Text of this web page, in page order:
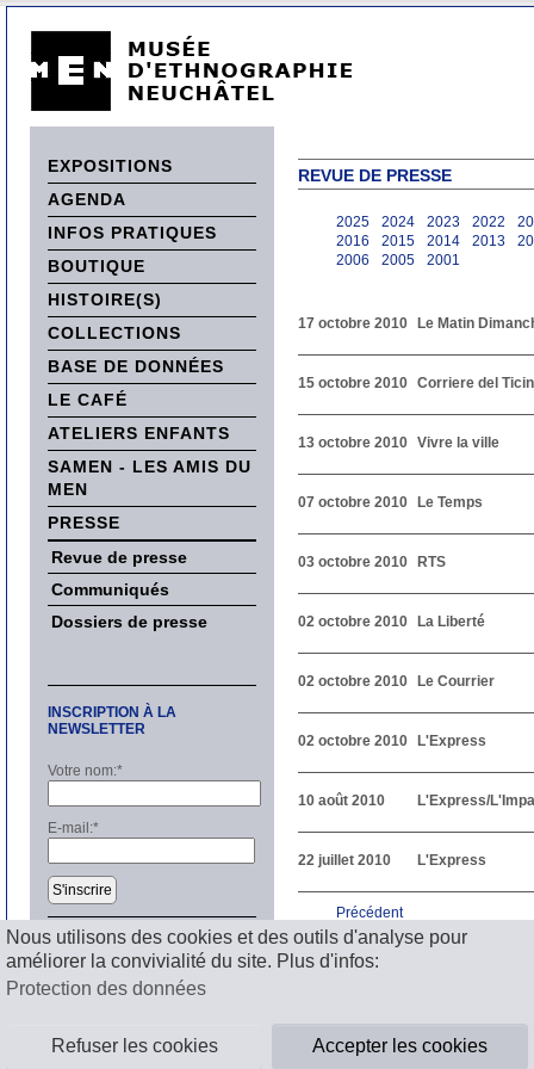
Nous utilisons des cookies et des outils d'analyse pour
améliorer la convivialité du site. Plus d'infos:
Protection des données
Refuser les cookies Accepter les cookies
EXPOSITIONS
AGENDA
INFOS PRATIQUES
BOUTIQUE
HISTOIRE(S)
COLLECTIONS
BASE DE DONNÉES
LE CAFÉ
ATELIERS ENFANTS
SAMEN - LES AMIS DU
MEN
PRESSE
Revue de presse
Communiqués
Dossiers de presse
INSCRIPTION À LA
NEWSLETTER
Votre nom:*
E-mail:*
S'inscrire
REVUE DE PRESSE
2025 2024 2023 2022
2016
2015 2014 2013
2006
2005 2001
17 octobre 2010 Le Matin
15 octobre 2010 Corriere del
13 octobre 2010 Vivre la ville
07 octobre 2010 Le Temps
03 octobre 2010 RTS
02 octobre 2010 La Liberté
02 octobre 2010 Le Courrier
02 octobre 2010 L'Express
10 août 2010 L'Express/
22 juillet 2010 L'Express
Précédent
1
2 3 4 5 6 7
Suivant